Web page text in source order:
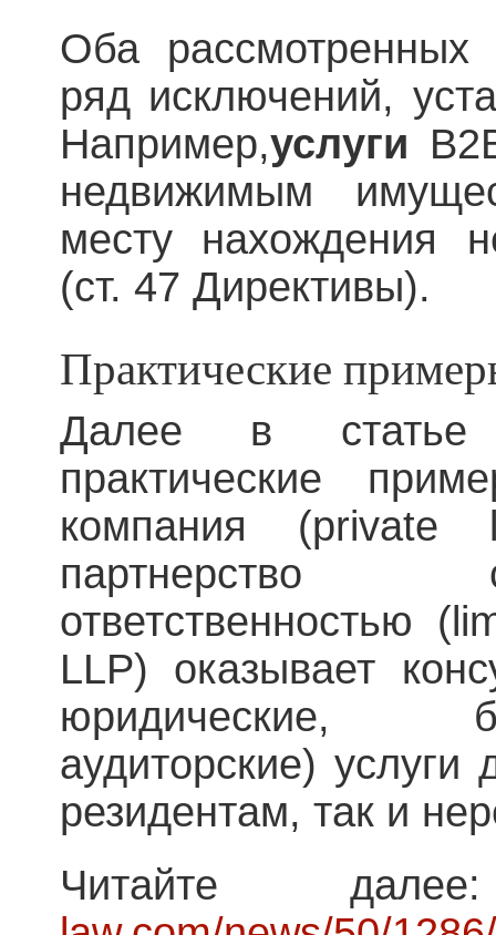
Оба
ряд исключений,
Например,услуги
недвижимым
месту нахождения
(ст. 47 Директивы).
Практические
Далее в статье
практические
компания (private
партнерство
ответственностью
LLP) оказывает
юридические,
аудиторские)
резидентам, так и
Читайте